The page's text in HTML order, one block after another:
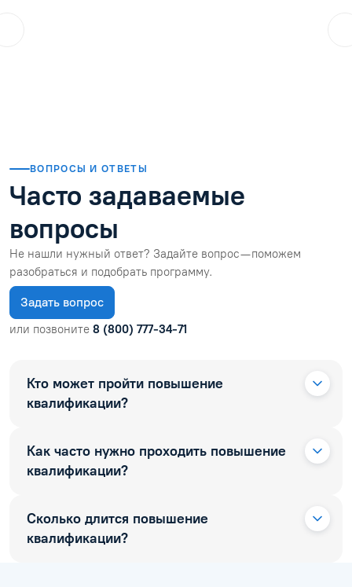
ВОПРОСЫ И ОТВЕТЫ
Часто задаваемые
вопросы
Не нашли нужный ответ? Задайте вопрос — поможем
разобраться и подобрать программу.
Задать вопрос
или позвоните 8 (800) 777-34-71
Кто может пройти повышение
квалификации?
Как часто нужно проходить повышение
квалификации?
Сколько длится повышение
квалификации?